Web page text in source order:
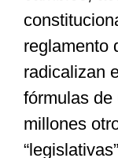
reglamento
radicalizan
fórmulas de
millones